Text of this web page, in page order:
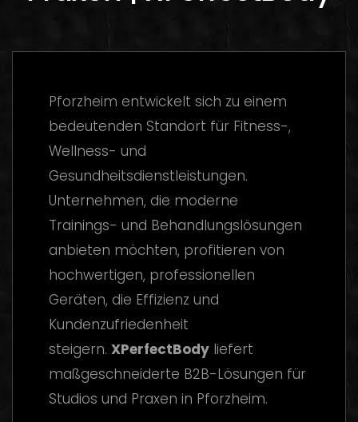
Pforzheim entwickelt sich zu einem
bedeutenden Standort für Fitness-,
Wellness- und
Gesundheitsdienstleistungen.
Unternehmen, die moderne
Trainings- und Behandlungslösungen
anbieten möchten, profitieren von
hochwertigen, professionellen
Geräten, die Effizienz und
Kundenzufriedenheit
steigern. XPerfectBody liefert
maßgeschneiderte B2B-Lösungen für
Studios und Praxen in Pforzheim.